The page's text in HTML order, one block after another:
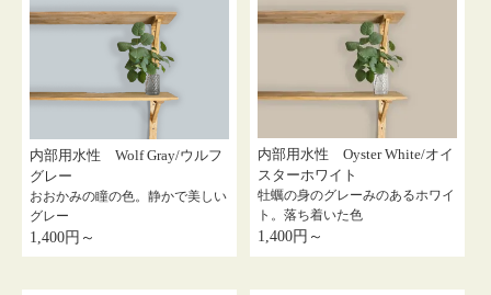
内部用水性 Wolf Gray/ウルフ
グレー
おおかみの瞳の色。静かで美しい
グレー
1,400円～
内部用水性 Oyster White/オイ
スターホワイト
牡蠣の身のグレーみのあるホワイ
ト。落ち着いた色
1,400円～